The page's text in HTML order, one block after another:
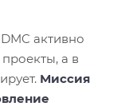
активно
а в
Миссия